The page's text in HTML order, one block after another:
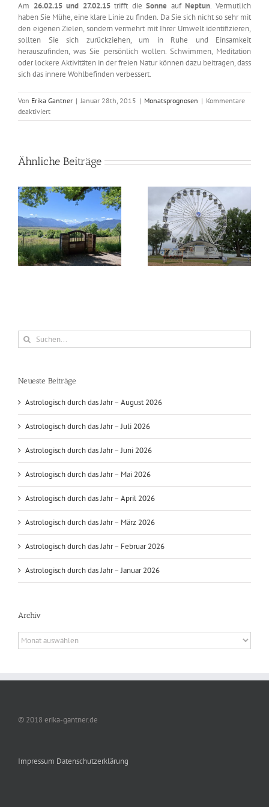
Am 26.02.15 und 27.02.15trifft dieSonne aufNeptun. Vermutlich
haben Sie Mühe, eine klare Linie zu finden. Da Sie sich nicht so sehr mit
den eigenen Zielen, sondern vermehrt mit Ihrer Umwelt identifizieren,
sollten Sie sich zurückziehen, um in Ruhe und Einsamkeit
herauszufinden, was Sie persönlich wollen. Schwimmen, Meditation
oder lockere Aktivitäten in der freien Natur können dazu beitragen, dass
sich das innere Wohlbefinden verbessert.
Von Erika Gantner | Januar 28th, 2015 | Monatsprognosen | Kommentare
deaktiviertfür
Astrologisch
–
2015
Ähnliche Beiträge
Astrologisch durch das
Jahr – Juli 2026
Astrologisch durch das
Jahr – Juni 2026
Suche
nach:
Neueste Beiträge
Astrologisch durch das Jahr – August 2026
Astrologisch durch das Jahr – Juli 2026
Astrologisch durch das Jahr – Juni 2026
Astrologisch durch das Jahr – Mai 2026
Astrologisch durch das Jahr – April 2026
Astrologisch durch das Jahr – März 2026
Astrologisch durch das Jahr – Februar 2026
Astrologisch durch das Jahr – Januar 2026
Archiv
Archiv
© 2018 erika-gantner.de
Impressum Datenschutzerklärung